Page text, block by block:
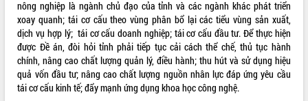
mặt Đoàn chuyên gia y tế TP. Hồ Chí
Minh
Lễ truy điệu và an táng hài cốt liệt sĩ
tại Nghĩa trang Liệt sĩ xã Sơn Hòa
Bàn giải pháp tháo gỡ khó khăn trong
xuất khẩu sầu riêng và triển khai quy
định EUDR
THỐNG KÊ TRUY CẬP
Hôm nay:
31453
Tất cả: 66076776
nông nghiệp là ngành chủ đạo của tỉnh và các ngành khác phát triển
xoay quanh; tái cơ cấu theo vùng phân bổ lại các tiểu vùng sản xuất,
dịch vụ hợp lý; tái cơ cấu doanh nghiệp; tái cơ cấu đầu tư. Để thực hiện
được Đề án, đòi hỏi tỉnh phải tiếp tục cải cách thể chế, thủ tục hành
chính, nâng cao chất lượng quản lý, điều hành; thu hút và sử dụng hiệu
quả vốn đầu tư; nâng cao chất lượng nguồn nhân lực đáp ứng yêu cầu
tái cơ cấu kinh tế; đẩy mạnh ứng dụng khoa học công nghệ.